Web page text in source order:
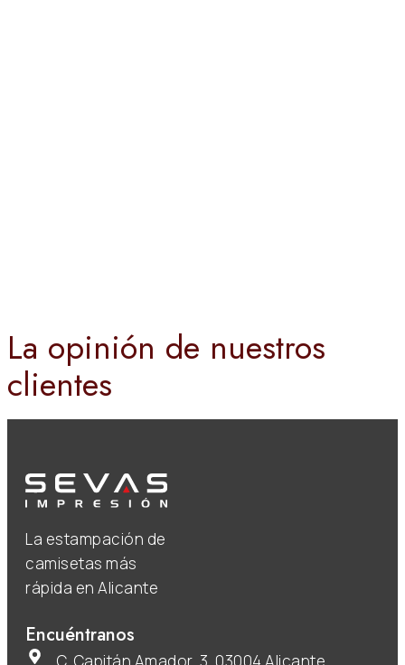
La opinión de nuestros
clientes
La estampación de
camisetas más
rápida en Alicante
Encuéntranos